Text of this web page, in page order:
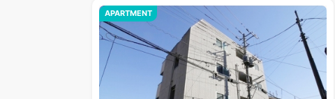
APARTMENT